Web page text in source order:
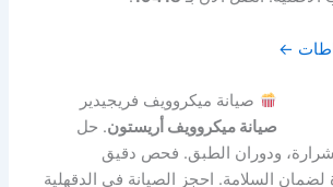
←
صيانة ميكروويف فريجيدير
صيانة ميكروويف أريستون. حل
ودوران الطبق. فحص دقيق
لضمان السلامة. احجز الصيانة في الدقهلية